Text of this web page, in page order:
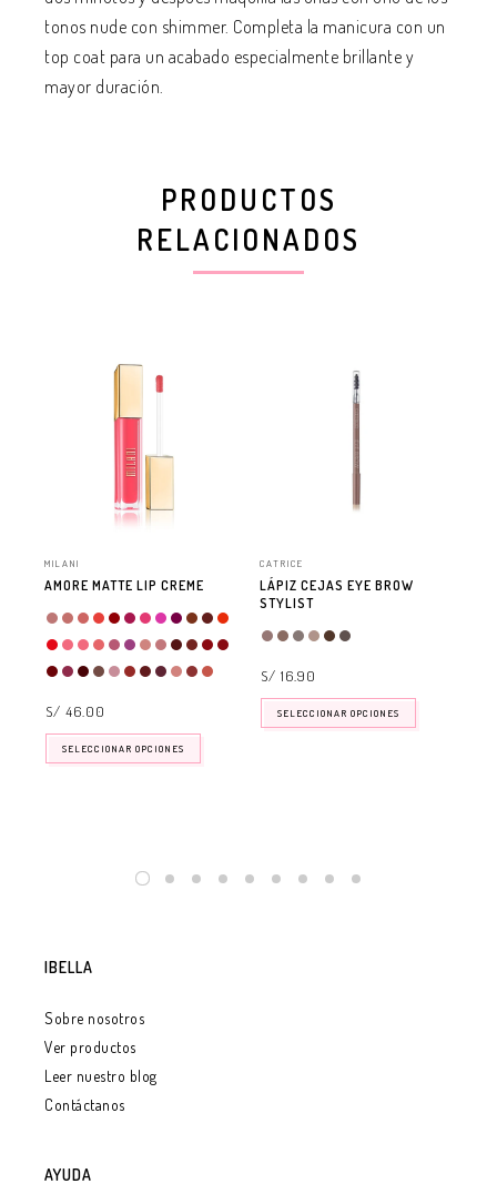
tonos nude con shimmer. Completa la manicura con un
top coat para un acabado especialmente brillante y
mayor duración.
PRODUCTOS
RELACIONADOS
MILANI
AMORE MATTE LIP CREME
S/ 46.00
SELECCIONAR OPCIONES
CATRICE
LÁPIZ CEJAS EYE BROW
STYLIST
S/ 16.90
SELECCIONAR OPCIONES
IBELLA
Sobre nosotros
Ver productos
Leer nuestro blog
Contáctanos
AYUDA